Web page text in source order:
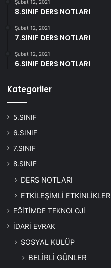
Şubat 12, 2021
8.SINIF DERS NOTLARI
Şubat 12, 2021
7.SINIF DERS NOTLARI
Şubat 12, 2021
6.SINIF DERS NOTLARI
Kategoriler
5.SINIF
6.SINIF
7.SINIF
8.SINIF
DERS NOTLARI
ETKİLEŞİMLİ ETKİNLİKLER
EĞİTİMDE TEKNOLOJİ
İDARİ EVRAK
SOSYAL KULÜP
BELİRLİ GÜNLER